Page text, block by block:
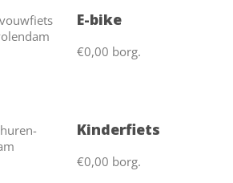
E-bike
€0,00 borg.
Kinderfiets
€0,00 borg.